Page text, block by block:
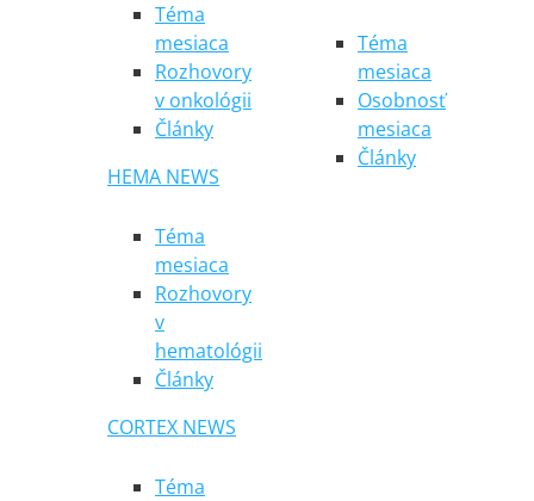
Téma
mesiaca
Rozhovory
v onkológii
Články
HEMA NEWS
Téma
mesiaca
Rozhovory
v
hematológii
Články
CORTEX NEWS
Téma
Téma
mesiaca
Osobnosť
mesiaca
Články